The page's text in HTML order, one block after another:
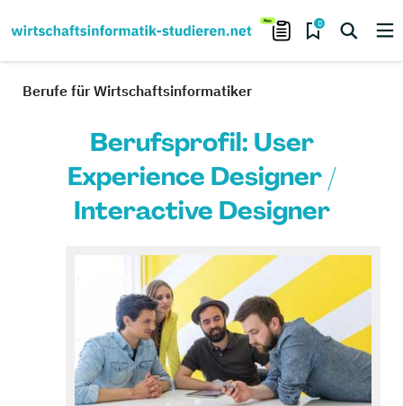
0
Berufe für Wirtschaftsinformatiker
Berufsprofil: User
Experience Designer /
Interactive Designer